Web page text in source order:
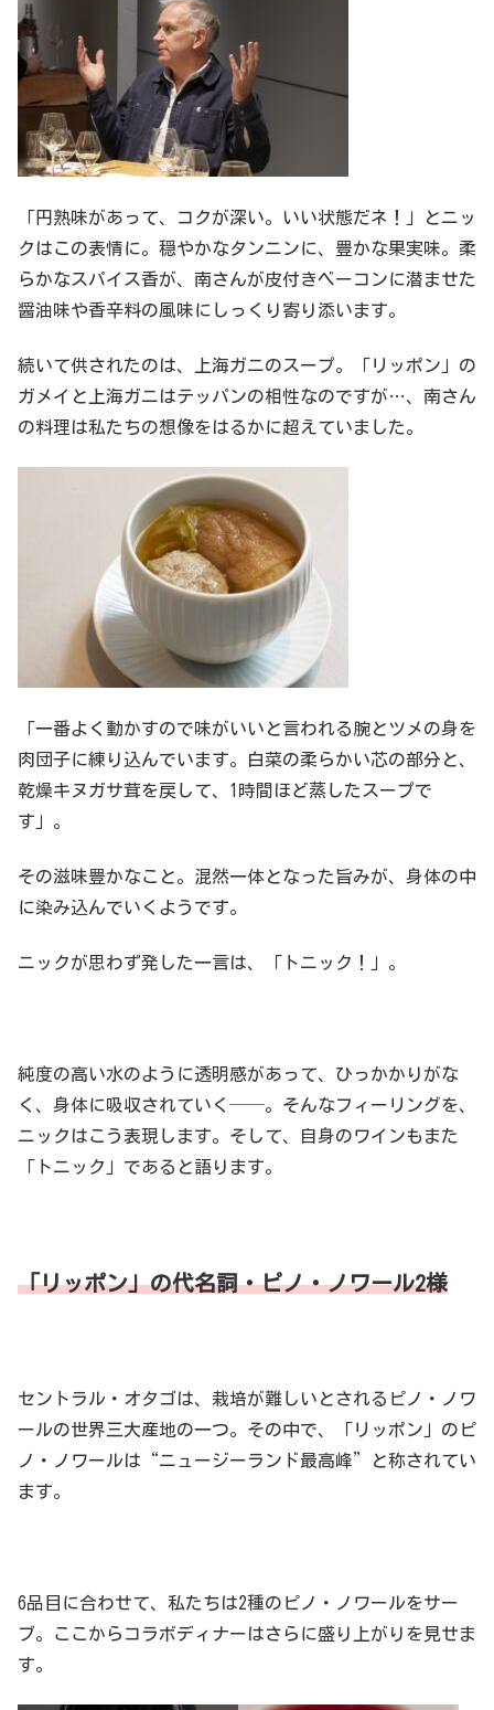
「円熟味があって、コクが深い。いい状態だネ！」とニッ
クはこの表情に。穏やかなタンニンに、豊かな果実味。柔
らかなスパイス香が、南さんが皮付きベーコンに潜ませた
醤油味や香辛料の風味にしっくり寄り添います。
続いて供されたのは、上海ガニのスープ。「リッポン」の
ガメイと上海ガニはテッパンの相性なのですが…、南さん
の料理は私たちの想像をはるかに超えていました。
「一番よく動かすので味がいいと言われる腕とツメの身を
肉団子に練り込んでいます。白菜の柔らかい芯の部分と、
乾燥キヌガサ茸を戻して、1時間ほど蒸したスープで
す」。
その滋味豊かなこと。混然一体となった旨みが、身体の中
に染み込んでいくようです。
ニックが思わず発した一言は、「トニック！」。
純度の高い水のように透明感があって、ひっかかりがな
く、身体に吸収されていく──。そんなフィーリングを、
ニックはこう表現します。そして、自身のワインもまた
「トニック」であると語ります。
「リッポン」の代名詞・ピノ・ノワール2様
セントラル・オタゴは、栽培が難しいとされるピノ・ノワ
ールの世界三大産地の一つ。その中で、「リッポン」のピ
ノ・ノワールは“ニュージーランド最高峰”と称されてい
ます。
6品目に合わせて、私たちは2種のピノ・ノワールをサー
ブ。ここからコラボディナーはさらに盛り上がりを見せま
す。